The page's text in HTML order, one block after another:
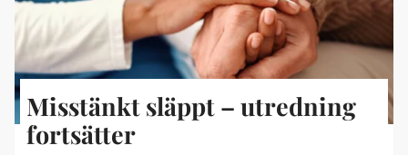
Misstänkt släppt – utredning
fortsätter